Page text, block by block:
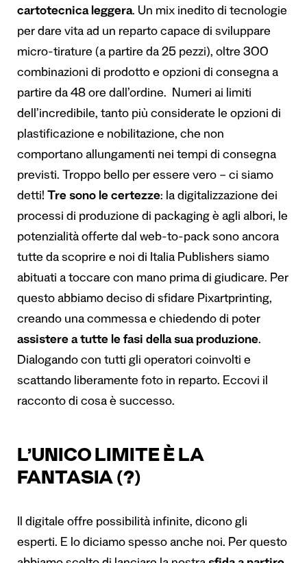
cartotecnica leggera. Un mix inedito di tecnologie
per dare vita ad un reparto capace di sviluppare
micro-tirature (a partire da 25 pezzi), oltre 300
combinazioni di prodotto e opzioni di consegna a
partire da 48 ore dall’ordine. Numeri ai limiti
dell’incredibile, tanto più considerate le opzioni di
plastificazione e nobilitazione, che non
comportano allungamenti nei tempi di consegna
previsti. Troppo bello per essere vero – ci siamo
detti! Tre sono le certezze: la digitalizzazione dei
processi di produzione di packaging è agli albori, le
potenzialità offerte dal web-to-pack sono ancora
tutte da scoprire e noi di Italia Publishers siamo
abituati a toccare con mano prima di giudicare. Per
questo abbiamo deciso di sfidare Pixartprinting,
creando una commessa e chiedendo di poter
assistere a tutte le fasi della sua produzione.
Dialogando con tutti gli operatori coinvolti e
scattando liberamente foto in reparto. Eccovi il
racconto di cosa è successo.
L’UNICO LIMITE È LA
FANTASIA (?)
Il digitale offre possibilità infinite, dicono gli
esperti. E lo diciamo spesso anche noi. Per questo